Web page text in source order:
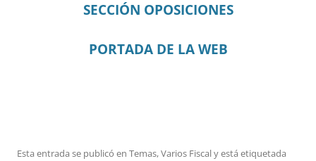
SECCIÓN OPOSICIONES
PORTADA DE LA WEB
Esta entrada se publicó en Temas,Varios Fiscaly está etiquetada